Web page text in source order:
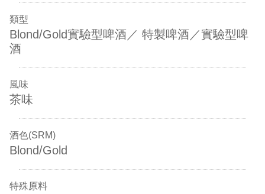
類型
Blond/Gold實驗型啤酒／ 特製啤酒／實驗型啤
酒
風味
茶味
酒色(SRM)
Blond/Gold
特殊原料